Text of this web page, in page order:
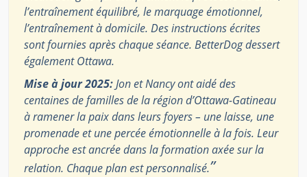
l’entraînement équilibré, le marquage émotionnel,
l’entraînement à domicile. Des instructions écrites
sont fournies après chaque séance. BetterDog dessert
également Ottawa.
Mise à jour 2025:Jon et Nancy ont aidé des
centaines de familles de la région d’Ottawa-Gatineau
à ramener la paix dans leurs foyers – une laisse, une
promenade et une percée émotionnelle à la fois. Leur
approche est ancrée dans la formation axée sur la
relation. Chaque plan est personnalisé.”